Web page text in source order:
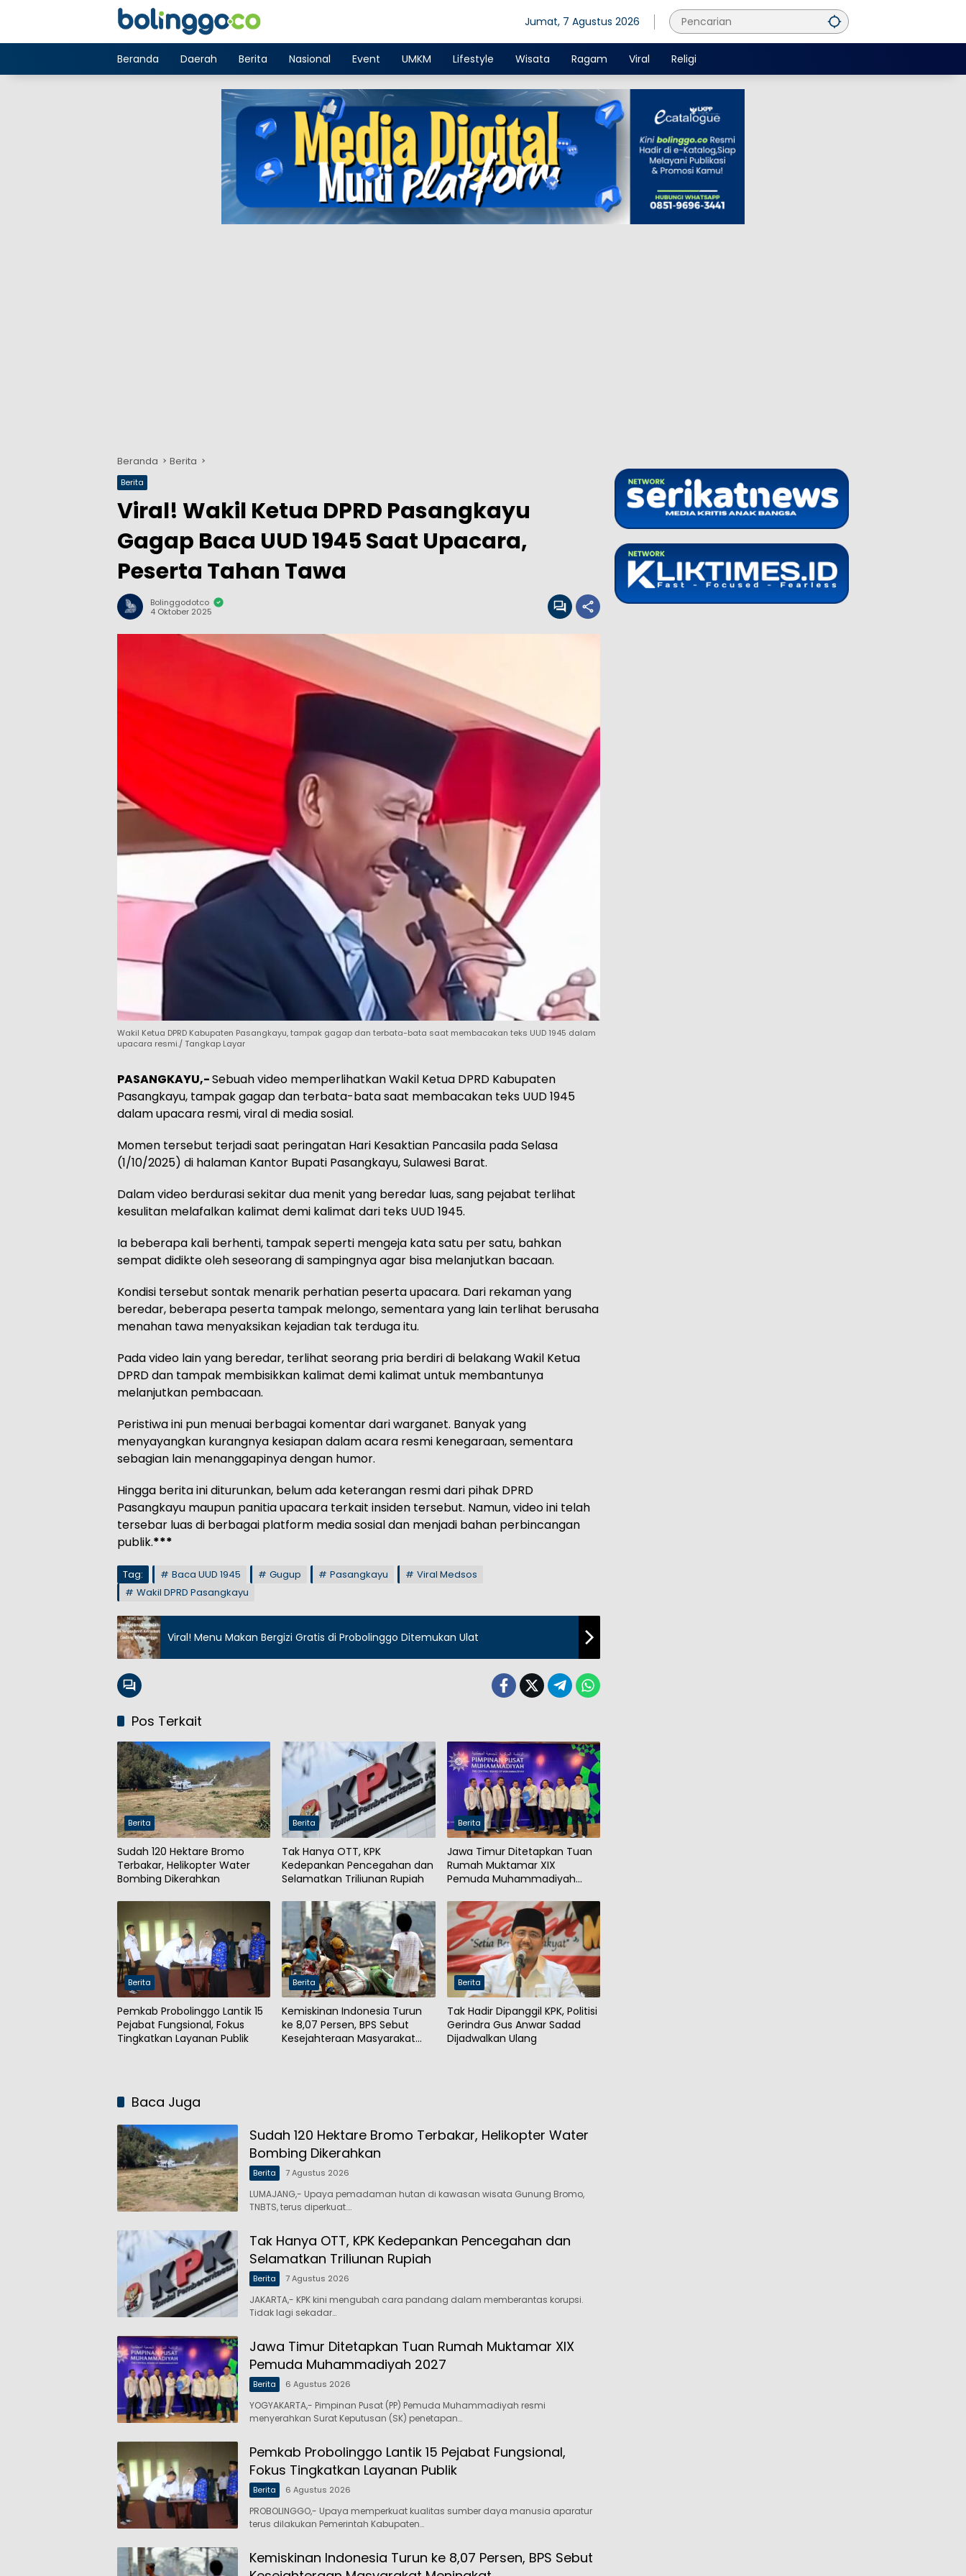
Jumat, 7 Agustus 2026
Beranda Daerah Berita Nasional Event UMKM Lifestyle Wisata Ragam Viral Religi
Beranda Berita
Berita
Viral! Wakil Ketua DPRD Pasangkayu
Gagap Baca UUD 1945 Saat Upacara,
Peserta Tahan Tawa
Bolinggodotco
4 Oktober 2025
Wakil Ketua DPRD Kabupaten Pasangkayu, tampak gagap dan terbata-bata saat membacakan teks UUD 1945 dalam
upacara resmi./ Tangkap Layar
PASANGKAYU,-Sebuah video memperlihatkan Wakil Ketua DPRD Kabupaten
Pasangkayu, tampak gagap dan terbata-bata saat membacakan teks UUD 1945
dalam upacara resmi, viral di media sosial.
Momen tersebut terjadi saat peringatan Hari Kesaktian Pancasila pada Selasa
(1/10/2025) di halaman Kantor Bupati Pasangkayu, Sulawesi Barat.
Dalam video berdurasi sekitar dua menit yang beredar luas, sang pejabat terlihat
kesulitan melafalkan kalimat demi kalimat dari teks UUD 1945.
Ia beberapa kali berhenti, tampak seperti mengeja kata satu per satu, bahkan
sempat didikte oleh seseorang di sampingnya agar bisa melanjutkan bacaan.
Kondisi tersebut sontak menarik perhatian peserta upacara. Dari rekaman yang
beredar, beberapa peserta tampak melongo, sementara yang lain terlihat berusaha
menahan tawa menyaksikan kejadian tak terduga itu.
Pada video lain yang beredar, terlihat seorang pria berdiri di belakang Wakil Ketua
DPRD dan tampak membisikkan kalimat demi kalimat untuk membantunya
melanjutkan pembacaan.
Peristiwa ini pun menuai berbagai komentar dari warganet. Banyak yang
menyayangkan kurangnya kesiapan dalam acara resmi kenegaraan, sementara
sebagian lain menanggapinya dengan humor.
Hingga berita ini diturunkan, belum ada keterangan resmi dari pihak DPRD
Pasangkayu maupun panitia upacara terkait insiden tersebut. Namun, video ini telah
tersebar luas di berbagai platform media sosial dan menjadi bahan perbincangan
publik.***
Tag: Baca UUD 1945 Gugup Pasangkayu
Viral Medsos
Wakil DPRD Pasangkayu
Viral! Menu Makan Bergizi Gratis di Probolinggo Ditemukan Ulat
Pos Terkait
Berita
Sudah 120 Hektare Bromo
Terbakar, Helikopter Water
Bombing Dikerahkan
Berita
Tak Hanya OTT, KPK
Kedepankan Pencegahan dan
Selamatkan Triliunan Rupiah
Berita
Jawa Timur Ditetapkan Tuan
Rumah Muktamar XIX
Pemuda Muhammadiyah
Berita
Pemkab Probolinggo Lantik 15
Pejabat Fungsional, Fokus
Tingkatkan Layanan Publik
Berita
Kemiskinan Indonesia Turun
ke 8,07 Persen, BPS Sebut
Kesejahteraan Masyarakat
Berita
Tak Hadir Dipanggil KPK, Politisi
Gerindra Gus Anwar Sadad
Dijadwalkan Ulang
Baca Juga
Sudah 120 Hektare Bromo Terbakar, Helikopter Water
Bombing Dikerahkan
Berita 7 Agustus 2026
LUMAJANG,- Upaya pemadaman hutan di kawasan wisata Gunung Bromo,
TNBTS, terus diperkuat….
Tak Hanya OTT, KPK Kedepankan Pencegahan dan
Selamatkan Triliunan Rupiah
Berita 7 Agustus 2026
JAKARTA,- KPK kini mengubah cara pandang dalam memberantas korupsi.
Tidak lagi sekadar…
Jawa Timur Ditetapkan Tuan Rumah Muktamar XIX
Pemuda Muhammadiyah 2027
Berita 6 Agustus 2026
YOGYAKARTA,- Pimpinan Pusat (PP) Pemuda Muhammadiyah resmi
menyerahkan Surat Keputusan (SK) penetapan…
Pemkab Probolinggo Lantik 15 Pejabat Fungsional,
Fokus Tingkatkan Layanan Publik
Berita 6 Agustus 2026
PROBOLINGGO,- Upaya memperkuat kualitas sumber daya manusia aparatur
terus dilakukan Pemerintah Kabupaten…
Kemiskinan Indonesia Turun ke 8,07 Persen, BPS Sebut